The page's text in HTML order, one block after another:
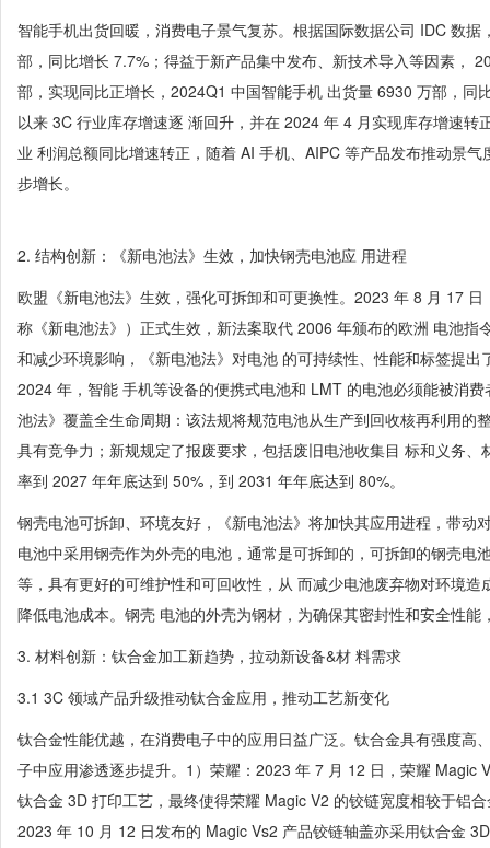
智能手机出货回暖，消费电子景气复苏。根据国际数据公司 IDC 数
部，同比增长 7.7%；得益于新产品集中发布、新技术导入等因素，
部，实现同比正增长，2024Q1 中国智能手机 出货量 6930 万部，同
以来 3C 行业库存增速逐 渐回升，并在 2024 年 4 月实现库存增速转
业 利润总额同比增速转正，随着 AI 手机、AIPC 等产品发布推动景
步增长。
2. 结构创新：《新电池法》生效，加快钢壳电池应 用进程
欧盟《新电池法》生效，强化可拆卸和可更换性。2023 年 8 月 17
称《新电池法》）正式生效，新法案取代 2006 年颁布的欧洲 电池指
和减少环境影响，《新电池法》对电池 的可持续性、性能和标签提出
2024 年，智能 手机等设备的便携式电池和 LMT 的电池必须能被消
池法》覆盖全生命周期：该法规将规范电池从生产到回收核再利用的
具有竞争力；新规规定了报废要求，包括废旧电池收集目 标和义务
率到 2027 年年底达到 50%，到 2031 年年底达到 80%。
钢壳电池可拆卸、环境友好，《新电池法》将加快其应用进程，带动
电池中采用钢壳作为外壳的电池，通常是可拆卸的，可拆卸的钢壳电
等，具有更好的可维护性和可回收性，从 而减少电池废弃物对环境
降低电池成本。钢壳 电池的外壳为钢材，为确保其密封性和安全性能
3. 材料创新：钛合金加工新趋势，拉动新设备&材 料需求
3.1 3C 领域产品升级推动钛合金应用，推动工艺新变化
钛合金性能优越，在消费电子中的应用日益广泛。钛合金具有强度高
子中应用渗透逐步提升。1）荣耀：2023 年 7 月 12 日，荣耀 Magic
钛合金 3D 打印工艺，最终使得荣耀 Magic V2 的铰链宽度相较于铝
2023 年 10 月 12 日发布的 Magic Vs2 产品铰链轴盖亦采用钛合金